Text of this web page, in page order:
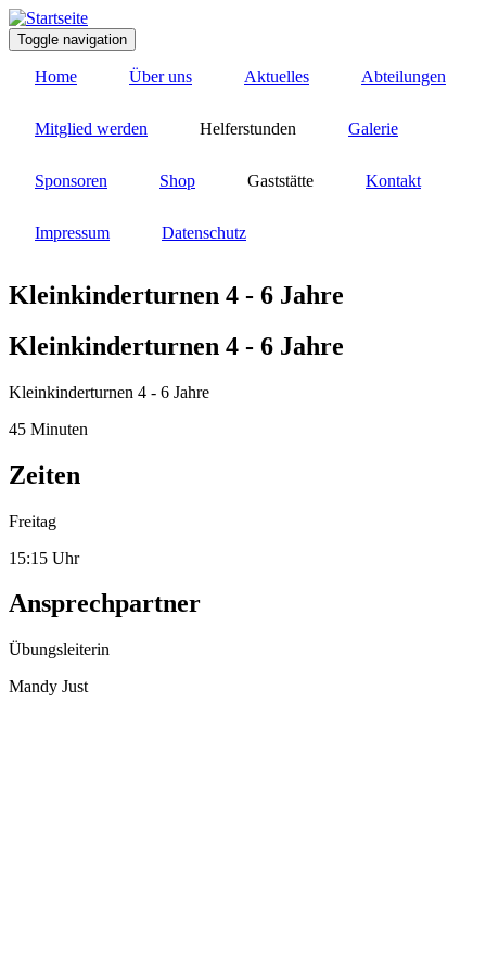
Direkt
zum
Inhalt
Toggle navigation
Home Über uns Aktuelles Abteilungen
Mitglied werden Helferstunden Galerie
Sponsoren Shop Gaststätte Kontakt
Impressum Datenschutz
Kleinkinderturnen 4 - 6 Jahre
Kleinkinderturnen 4 - 6 Jahre
Kleinkinderturnen 4 - 6 Jahre
45 Minuten
Zeiten
Freitag
15:15 Uhr
Ansprechpartner
Übungsleiterin
Mandy Just